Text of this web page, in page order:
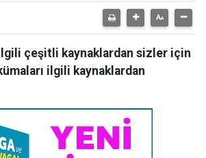
çeşitli kaynaklardan sizler için
ilgili kaynaklardan